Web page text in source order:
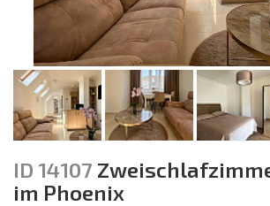
ID 14107
im Phoenix